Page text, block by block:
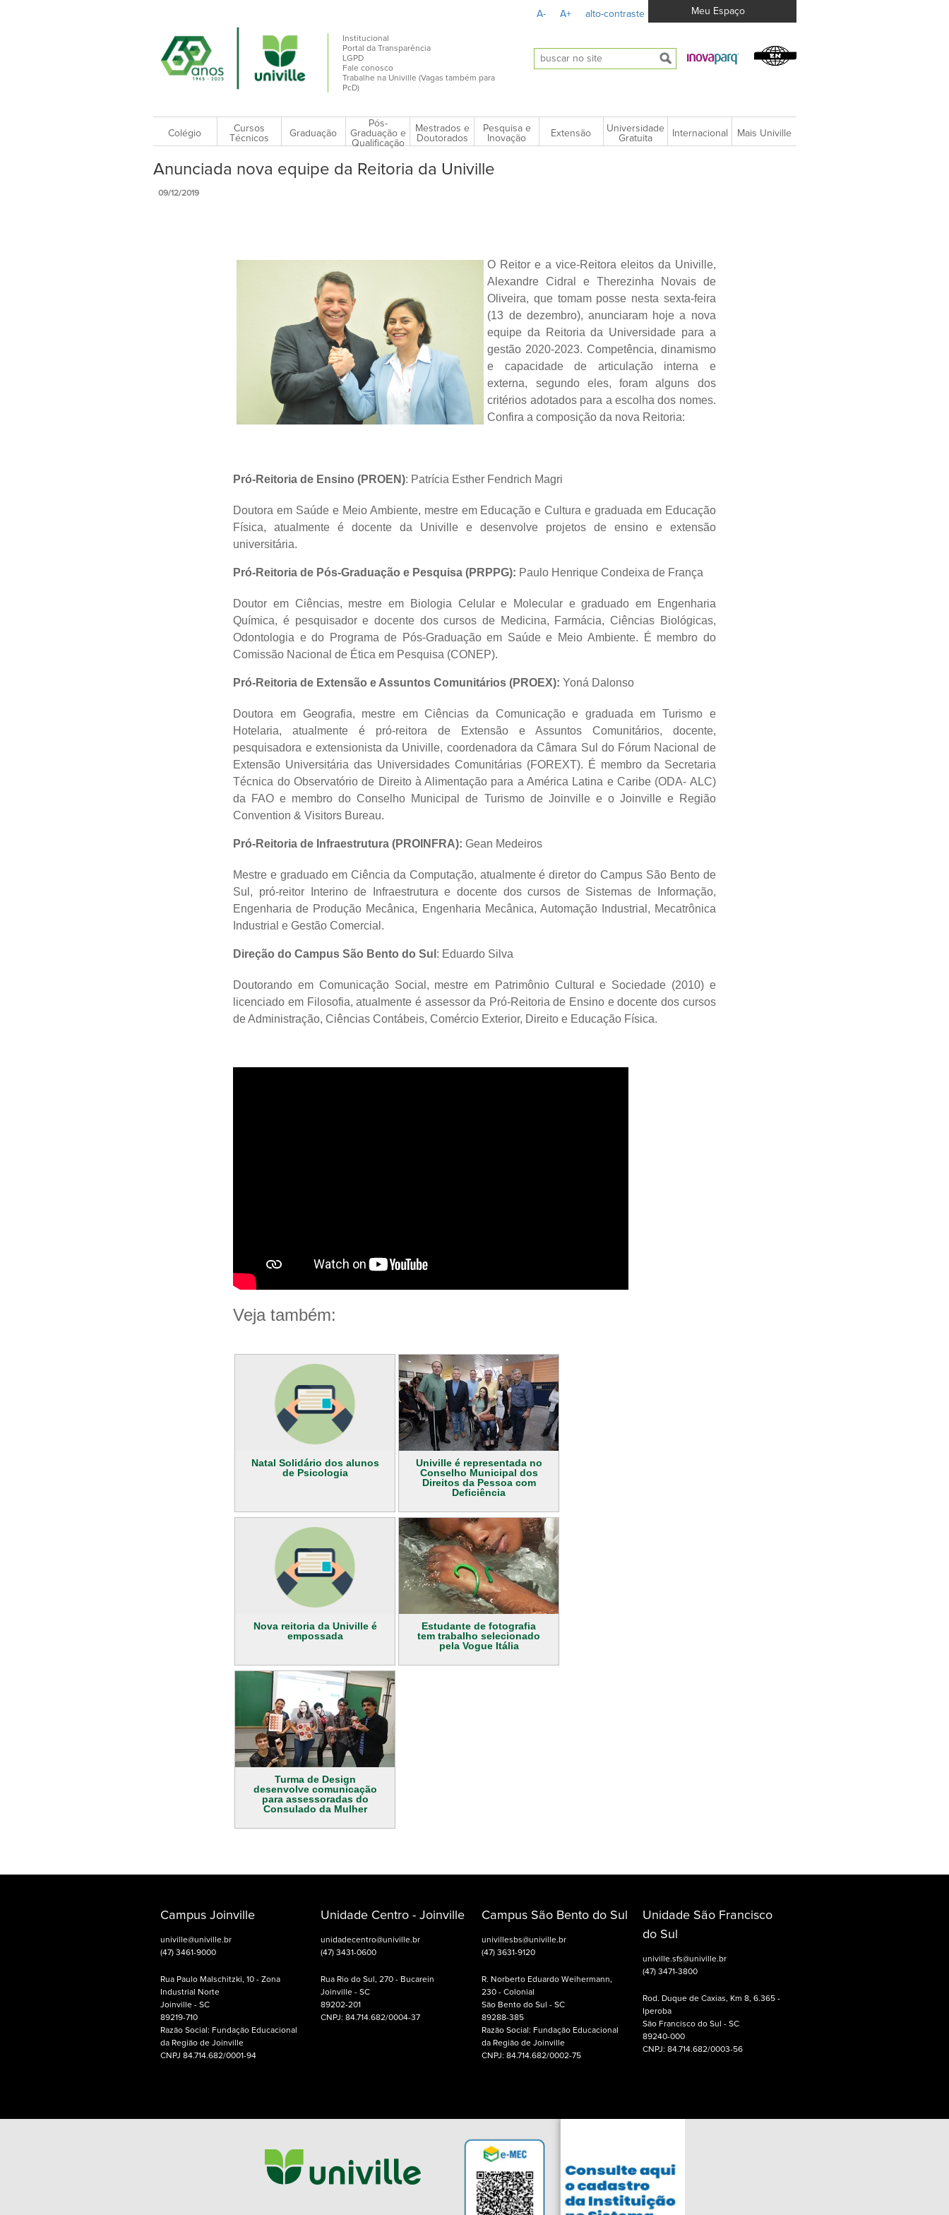
A- A+ alto-contraste Meu Espaço
Institucional
Portal da Transparência
LGPD
Fale conosco
Trabalhe na Univille (Vagas também para
PcD)
Colégio
Cursos
Técnicos
Graduação
Pós-
Graduação e
Qualificação
Mestrados e
Doutorados
Pesquisa e
Inovação
Extensão
Universidade
Gratuita
Internacional Mais Univille
Anunciada nova equipe da Reitoria da Univille
09/12/2019
O Reitor e a vice-Reitora eleitos da Univille,
Alexandre Cidral e Therezinha Novais de
Oliveira, que tomam posse nesta sexta-feira
(13 de dezembro), anunciaram hoje a nova
equipe da Reitoria da Universidade para a
gestão 2020-2023. Competência, dinamismo
e capacidade de articulação interna e
externa, segundo eles, foram alguns dos
critérios adotados para a escolha dos nomes.
Confira a composição da nova Reitoria:
Pró-Reitoria de Ensino (PROEN): Patrícia Esther Fendrich Magri
Doutora em Saúde e Meio Ambiente, mestre em Educação e Cultura e graduada em Educação
Física, atualmente é docente da Univille e desenvolve projetos de ensino e extensão
universitária.
Pró-Reitoria de Pós-Graduação e Pesquisa (PRPPG): Paulo Henrique Condeixa de França
Doutor em Ciências, mestre em Biologia Celular e Molecular e graduado em Engenharia
Química, é pesquisador edocente dos cursos de Medicina, Farmácia, Ciências Biológicas,
Odontologia e do Programa de Pós-Graduação em Saúde e MeioAmbiente. É membro do
Comissão Nacional de Ética em Pesquisa (CONEP).
Pró-Reitoria de Extensão e Assuntos Comunitários (PROEX):Yoná Dalonso
Doutora em Geografia, mestre em Ciências da Comunicação e graduada em Turismo e
Hotelaria, atualmente é pró-reitora de Extensão e Assuntos Comunitários, docente,
pesquisadora e extensionista da Univille, coordenadora da Câmara Sul do Fórum Nacional de
Extensão Universitária das Universidades Comunitárias (FOREXT). É membro da Secretaria
Técnica do Observatório de Direito à Alimentação para a América Latina e Caribe (ODA- ALC)
da FAO e membro do Conselho Municipal de Turismo de Joinville e o Joinville e Região
Convention & Visitors Bureau.
Pró-Reitoria de Infraestrutura (PROINFRA):Gean Medeiros
Mestre e graduado em Ciência da Computação, atualmente é diretor do Campus São Bento de
Sul, pró-reitor Interino de Infraestrutura e docente dos cursos de Sistemas de Informação,
Engenharia de Produção Mecânica, Engenharia Mecânica, Automação Industrial, Mecatrônica
Industrial e Gestão Comercial.
Direção do Campus São Bento do Sul : Eduardo Silva
Doutorando em Comunicação Social, mestre em Patrimônio Cultural e Sociedade (2010) e
licenciado em Filosofia, atualmente é assessor da Pró-Reitoria de Ensino e docente dos cursos
de Administração, Ciências Contábeis, Comércio Exterior, Direito e Educação Física.
Veja também:
Natal Solidário dos alunos
de Psicologia
Univille é representada no
Conselho Municipal dos
Direitos da Pessoa com
Deficiência
Nova reitoria da Univille é
empossada
Estudante de fotografia
tem trabalho selecionado
pela Vogue Itália
Turma de Design
desenvolve comunicação
para assessoradas do
Consulado da Mulher
Campus Joinville
univille@univille.br
(47) 3461-9000
Rua Paulo Malschitzki, 10 - Zona
Industrial Norte
Joinville - SC
89219-710
Razão Social: Fundação Educacional
da Região de Joinville
CNPJ 84.714.682/0001-94
Unidade Centro - Joinville
unidadecentro@univille.br
(47) 3431-0600
Rua Rio do Sul, 270 - Bucarein
Joinville - SC
89202-201
CNPJ: 84.714.682/0004-37
Campus São Bento do Sul
univillesbs@univille.br
(47) 3631-9120
R. Norberto Eduardo Weihermann,
230 - Colonial
São Bento do Sul - SC
89288-385
Razão Social: Fundação Educacional
da Região de Joinville
CNPJ: 84.714.682/0002-75
Unidade São Francisco
do Sul
univille.sfs@univille.br
(47) 3471-3800
Rod. Duque de Caxias, Km 8, 6.365 -
Iperoba
São Francisco do Sul - SC
89240-000
CNPJ: 84.714.682/0003-56